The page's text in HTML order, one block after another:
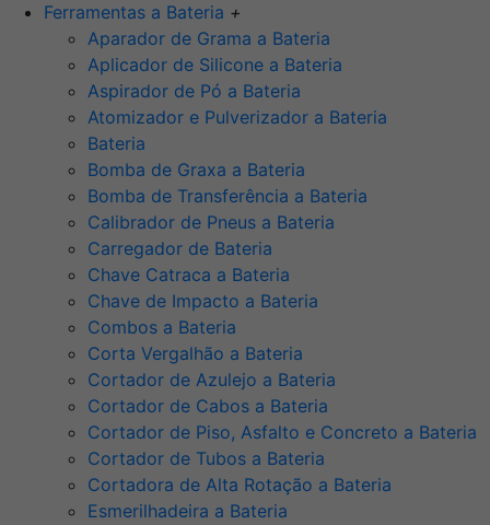
Ferramentas a Bateria +
Aparador de Grama a Bateria
Aplicador de Silicone a Bateria
Aspirador de Pó a Bateria
Atomizador e Pulverizador a Bateria
Bateria
Bomba de Graxa a Bateria
Bomba de Transferência a Bateria
Calibrador de Pneus a Bateria
Carregador de Bateria
Chave Catraca a Bateria
Chave de Impacto a Bateria
Combos a Bateria
Corta Vergalhão a Bateria
Cortador de Azulejo a Bateria
Cortador de Cabos a Bateria
Cortador de Piso, Asfalto e Concreto a Bateria
Cortador de Tubos a Bateria
Cortadora de Alta Rotação a Bateria
Esmerilhadeira a Bateria